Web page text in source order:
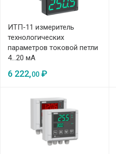
ИТП-11 измеритель
технологических
параметров токовой петли
4...20 мА
6 222,00 ₽